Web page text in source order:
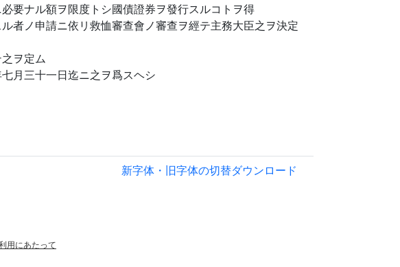
要ナル額ヲ限度トシ國債證券ヲ發行スルコトヲ得
者ノ申請ニ依リ救恤審查會ノ審查ヲ經テ主務大臣之ヲ決定
ヲ定ム
月三十一日迄ニ之ヲ爲スヘシ
新字体・旧字体の切替ダウンロード
用にあたって